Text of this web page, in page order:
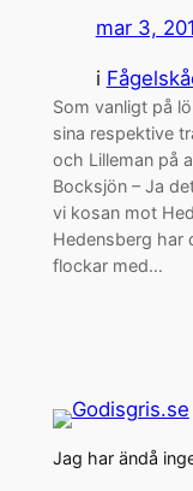
mar 3,
i
Som vanligt på
sina respektive
och Lilleman på
Bocksjön – Ja
vi kosan mot
Hedensberg har
flockar med…
Jag har ändå